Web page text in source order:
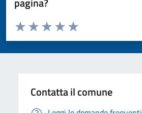
Valuta da 1 a 5 stelle la pagina
Valuta 5 stelle su 5
Valuta 4 stelle su 5
Valuta 3 stelle su 5
Valuta 2 stelle su 5
Valuta 1 stelle su 5
Contatta il comune